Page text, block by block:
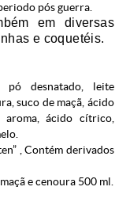
pós guerra.
em diversas
e coquetéis.
pó desnatado, leite
suco de maçã, ácido
aroma, ácido cítrico,
, Contém derivados
e cenoura 500 ml.